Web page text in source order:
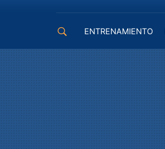
ENTRENAMIENTO